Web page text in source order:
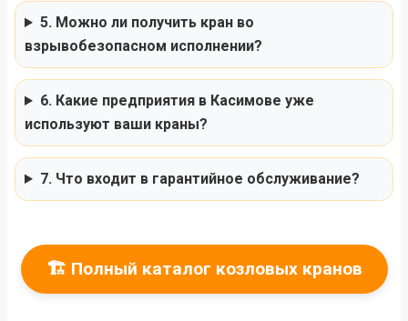
5. Можно ли получить кран во
взрывобезопасном исполнении?
6. Какие предприятия в Касимове уже
используют ваши краны?
7. Что входит в гарантийное обслуживание?
🏗️ Полный каталог козловых кранов